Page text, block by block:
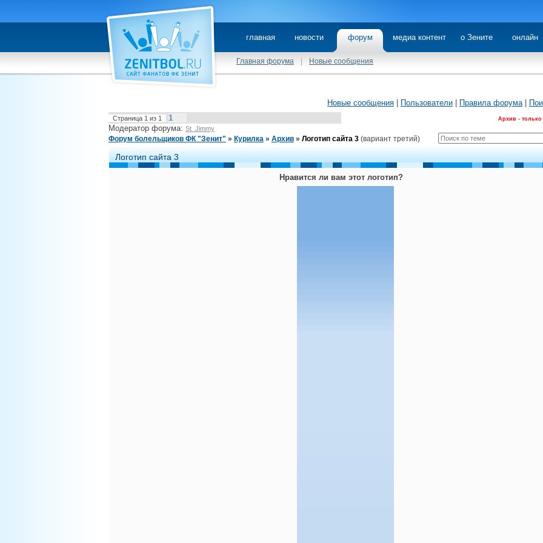
главная новости форум медиа контент о Зените онлайн
Главная форума Новые сообщения
Новые сообщения Пользователи Правила форума|
Страница 1 из 1 1 Архив - только
Модератор форума: St_Jimmy
Форум болельщиков ФК "Зенит" » Курилка » Архив » Логотип сайта 3 (вариант третий)
Логотип сайта 3
Нравится ли вам этот логотип?